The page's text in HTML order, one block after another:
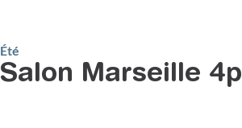
Été
Salon Marseille 4p